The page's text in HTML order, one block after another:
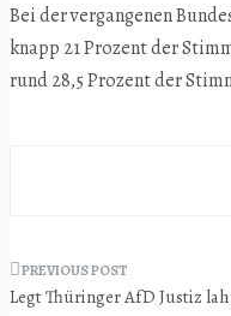
Bei der vergangenen
knapp 21 Prozent der
rund 28,5 Prozent der
Legt Thüringer AfD Justiz